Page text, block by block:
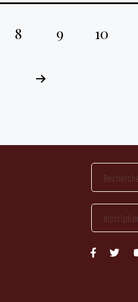
8 9 10